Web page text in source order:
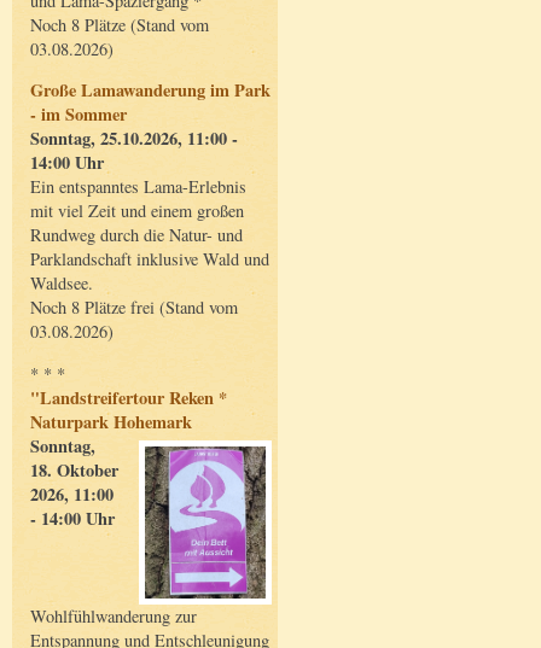
Noch 8 Plätze (Stand vom
03.08.2026)
Große Lamawanderung im Park
- im Sommer
Sonntag, 25.10.2026, 11:00 -
14:00 Uhr
Ein entspanntes Lama-Erlebnis
mit viel Zeit und einem großen
Rundweg durch die Natur- und
Parklandschaft inklusive Wald und
Waldsee.
Noch 8 Plätze frei (Stand vom
03.08.2026)
* * *
"Landstreifertour Reken *
Naturpark Hohemark
Sonntag,
18. Oktober
2026, 11:00
- 14:00 Uhr
Wohlfühlwanderung zur
Entspannung und Entschleunigung